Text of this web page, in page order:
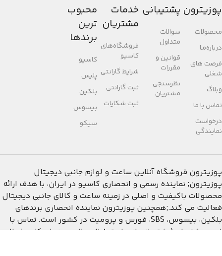
پوزیترون
محصولات
درباره‌مـا
فرصت های
شغلی
وبلاگ
تماس با ما
درخواست
نمایندگی
پشتیبانی
سوالات
متداول
قوانین و
مقررات
نظرسنجی
مشتریان
خدمات
مشتریان
فروشگاه‌های
کاسیو
شرایط گارانتی
ثبت گارانتی
ثبت شکایات
محبوب
ترین
برندها
کاسیو
پلیس
بلکین
بیسوس
سیکو
پوزیترون فروشگاه آنلاین ساعت و لوازم جانبی دیجیتال
پوزیترون; نماینده رسمی و انحصاری کاسیو در ایران، با هدف ارائه
محصولات باکیفیت و اصلی در زمینه ساعت و کالای جانبی دیجیتال
فعالیت می کند.;همچنین پوزیترون نماینده انحصاری برندهای
بلکین، بیسوس، SBS، فورس و پرومیت در کشور است. تماس با
امور مشتریان:(پشتیبانی از ساعت 8 الی 20 در روزهای کاری فعال